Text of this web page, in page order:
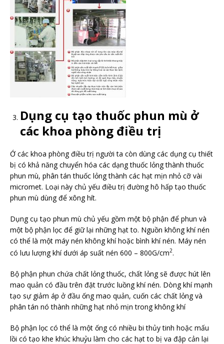
Dụng cụ tạo thuốc phun mù ở
các khoa phòng điều trị
Ớ các khoa phòng điều trị người ta còn dùng các dụng cụ thiết
bị có khả năng chuyển hóa các dạng thuốc lỏng thành thuốc
phun mù, phân tán thuốc lỏng thành các hạt mịn nhỏ cỡ vài
micromet. Loại này chủ yếu điều trị đường hô hấp tạo thuốc
phun mù dùng để xông hít.
Dụng cụ tạo phun mù chủ yếu gồm một bộ phận để phun và
một bộ phận lọc để giữ lại những hạt to. Nguồn không khí nén
có thể là một máy nén không khí hoặc bình khí nén. Máy nén
có lưu lượng khí dưới áp suất nén 600 – 800G/cm2.
Bộ phận phun chứa chất lỏng thuốc, chất lỏng sẽ được hút lên
mao quản có đầu trên đặt trước luồng khí nén. Dòng khí mạnh
tạo sự giảm áp ở đầu ống mao quản, cuốn các chất lỏng và
phân tán nó thành những hạt nhỏ mịn trong không khí
Bộ phận lọc có thể là một ống có nhiều bi thủy tinh hoặc mấu
lồi có tạo khe khúc khuỷu làm cho các hạt to bị va đập cản lại